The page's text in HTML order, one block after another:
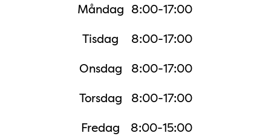
Måndag 8:00-17:00
Tisdag
8:00-17:00
Onsdag
8:00-17:00
Torsdag
8:00-17:00
Fredag
8:00-15:00